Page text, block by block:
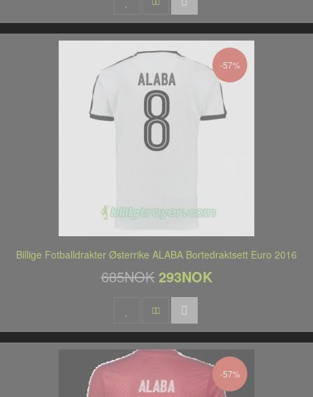
-57%
Billige Fotballdrakter Østerrike ALABA Bortedraktsett Euro 2016
685NOK 293NOK
-57%